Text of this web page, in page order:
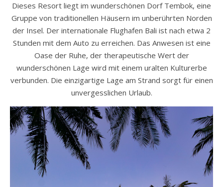
Dieses Resort liegt im wunderschönen Dorf Tembok, eine
Gruppe von traditionellen Häusern im unberührten Norden
der Insel. Der internationale Flughafen Bali ist nach etwa 2
Stunden mit dem Auto zu erreichen. Das Anwesen ist eine
Oase der Ruhe, der therapeutische Wert der
wunderschönen Lage wird mit einem uralten Kulturerbe
verbunden. Die einzigartige Lage am Strand sorgt für einen
unvergesslichen Urlaub.